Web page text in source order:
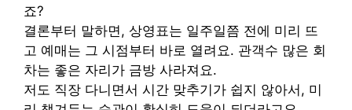
죠?
결론부터 말하면, 상영표는 일주일쯤 전에 미리 뜨
고 예매는 그 시점부터 바로 열려요. 관객수 많은 회
차는 좋은 자리가 금방 사라져요.
저도 직장 다니면서 시간 맞추기가 쉽지 않아서, 미